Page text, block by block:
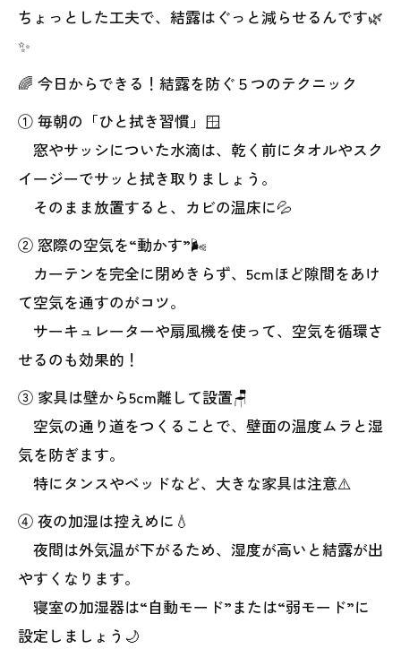
ちょっとした工夫で、結露はぐっと減らせるんです🌿
✨
🌈 今日からできる！結露を防ぐ５つのテクニック
① 毎朝の「ひと拭き習慣」🪟
窓やサッシについた水滴は、乾く前にタオルやスク
イージーでサッと拭き取りましょう。
そのまま放置すると、カビの温床に💦
② 窓際の空気を“動かす”🌬️
カーテンを完全に閉めきらず、5cmほど隙間をあけ
て空気を通すのがコツ。
サーキュレーターや扇風機を使って、空気を循環さ
せるのも効果的！
③ 家具は壁から5cm離して設置🪑
空気の通り道をつくることで、壁面の温度ムラと湿
気を防ぎます。
特にタンスやベッドなど、大きな家具は注意⚠️
④ 夜の加湿は控えめに💧
夜間は外気温が下がるため、湿度が高いと結露が出
やすくなります。
寝室の加湿器は“自動モード”または“弱モード”に
設定しましょう🌙